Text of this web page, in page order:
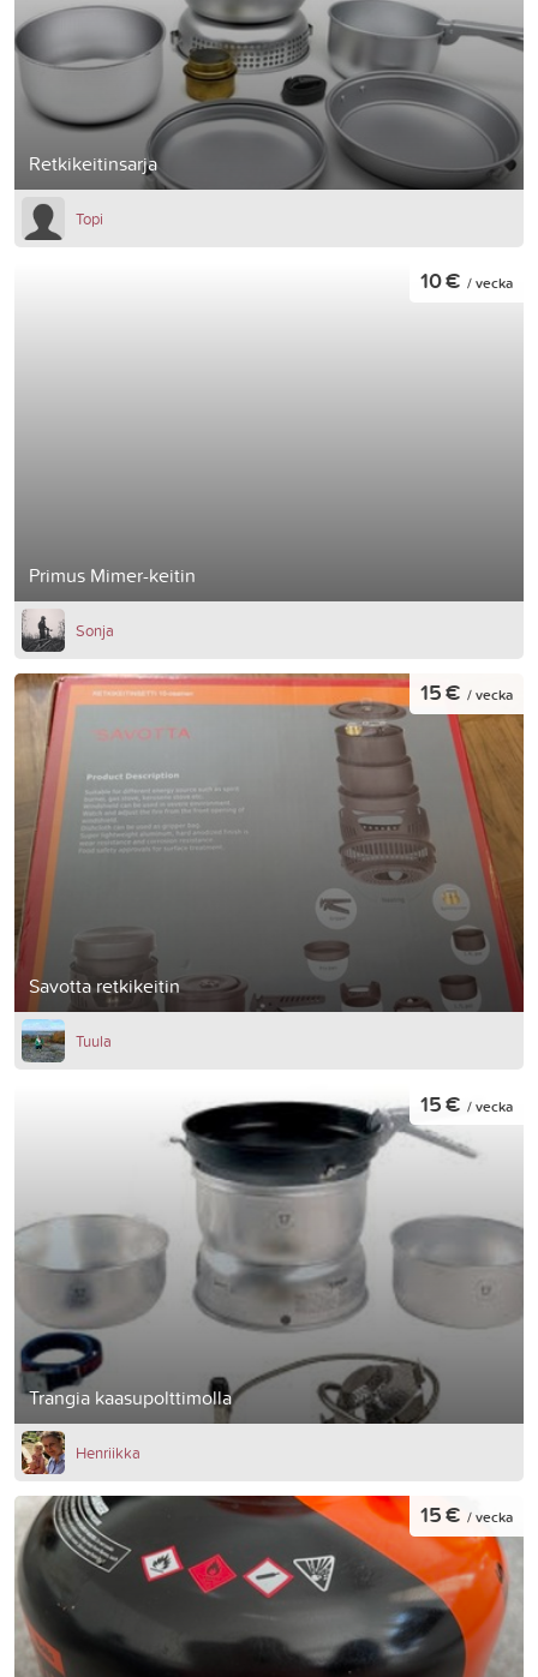
Retkikeitinsarja
Topi
Primus Mimer-keitin
10 € / vecka
Sonja
Savotta retkikeitin
15 € / vecka
Tuula
Trangia kaasupolttimolla
15 € / vecka
Henriikka
15 € / vecka